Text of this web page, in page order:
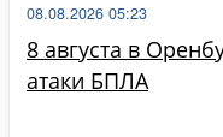
8 августа в
атаки БПЛА
08.08.2026 05:23